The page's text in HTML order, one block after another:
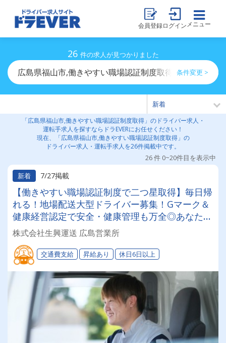
会員登録ログイン メニュー
26 件の求人が見つかりました
広島県福山市,働きやすい職場認証制度取得のドライバー
条件変更 >
「広島県福山市,働きやすい職場認証制度取得」のドライバー求人・
運転手求人を探すならドラEVERにお任せください！
現在、「広島県福山市,働きやすい職場認証制度取得」の
ドライバー求人・運転手求人を26件掲載中です。
26 件 0~20件目を表示中
新着
7/27掲載
【働きやすい職場認証制度で二つ星取得】毎日帰
れる！地場配送大型ドライバー募集！Gマーク＆
健康経営認定で安全・健康管理も万全◎あなたの
ライフステージに合わせて「選べる働き方」が魅
力の安定企業！
株式会社生興運送 広島営業所
交通費支給 昇給あり 休日6日以上